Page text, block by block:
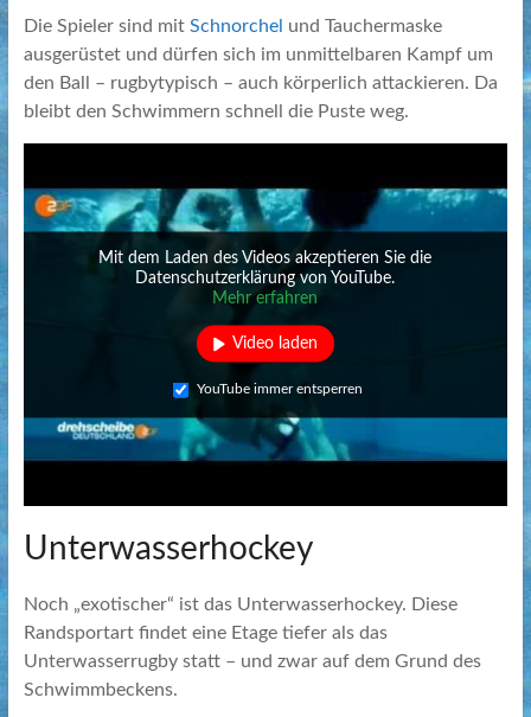
Die Spieler sind mit Schnorchel und Tauchermaske
ausgerüstet und dürfen sich im unmittelbaren Kampf um
den Ball – rugbytypisch – auch körperlich attackieren. Da
bleibt den Schwimmern schnell die Puste weg.
Mit dem Laden des Videos akzeptieren Sie die
Datenschutzerklärung von YouTube.
Mehr erfahren
Video laden
YouTube immer entsperren
Unterwasserhockey
Noch „exotischer“ ist das Unterwasserhockey. Diese
Randsportart findet eine Etage tiefer als das
Unterwasserrugby statt – und zwar auf dem Grund des
Schwimmbeckens.